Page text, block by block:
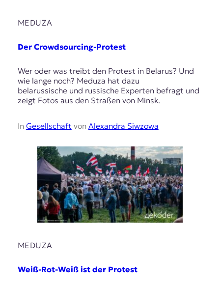
MEDUZA
Der Crowdsourcing-Protest
Wer oder was treibt den Protest in Belarus? Und
wie lange noch? Meduza hat dazu
belarussische und russische Experten befragt und
zeigt Fotos aus den Straßen von Minsk.
In Gesellschaft von Alexandra Siwzowa
MEDUZA
Weiß-Rot-Weiß ist der Protest